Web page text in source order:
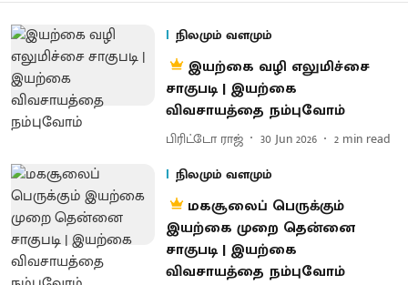
நிலமும் வளமும்
இயற்கை வழி எலுமிச்சை
சாகுபடி | இயற்கை
விவசாயத்தை நம்புவோம்
பிரிட்டோ ராஜ் 30 Jun 2026 2 min read
நிலமும் வளமும்
மகசூலைப் பெருக்கும்
இயற்கை முறை தென்னை
சாகுபடி | இயற்கை
விவசாயத்தை நம்புவோம்